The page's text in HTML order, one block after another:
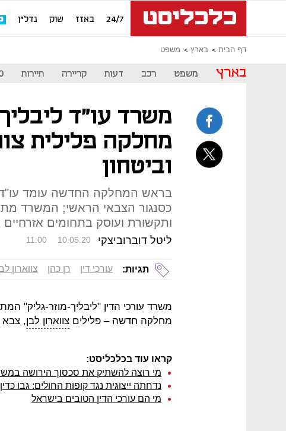
24/7 באזז שוק נדל"ן
דף הבית בארץ משפט
בארץ משפט רכב דעות קריירה תיירות
משרד עו"ד
מחלקה פלילית
וביטחון
בראש המחלקה החדשה עומד
כסנגור הצבאי הראשי; המשרד
ותקשורת ועוסק בתחומים
ליטל דוברוביצקי 11:00 10.05.20
תגיות: עורכי דין רן כהן צווארון
משרד עורכי הדין "ליבליך-מוזר-גליק"
מחלקה חדשה – פלילים צווארון לבן, צבא
קראו עוד בכלכליסט:
מי רוצה להשתיק את סכסוך הירושה
נדחתה ייצוגית נגד קופות החולים: גבו
מי הם עורכי הדין הטובים בישראל